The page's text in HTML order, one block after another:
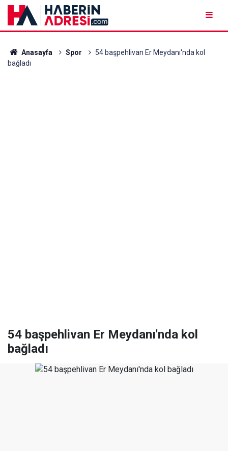
Anasayfa Spor
54 başpehlivan Er Meydanı'nda kol
bağladı
54 başpehlivan Er Meydanı'nda kol
bağladı